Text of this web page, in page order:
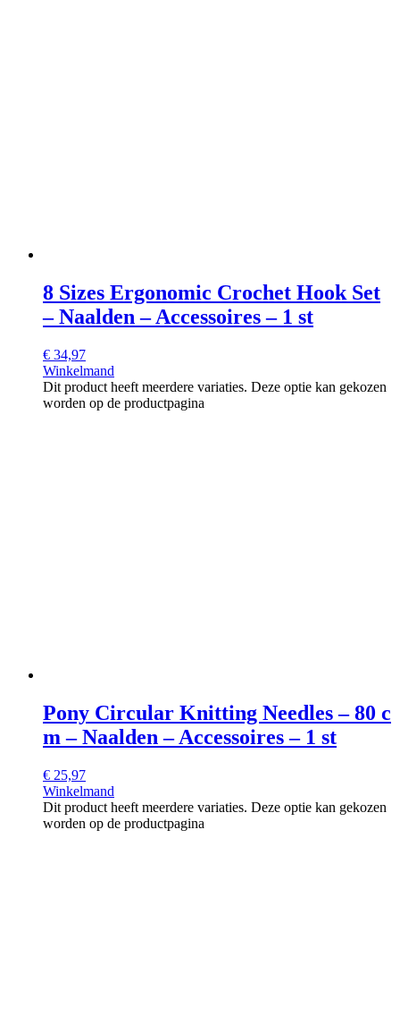
8 Sizes Ergonomic Crochet Hook Set
– Naalden – Accessoires – 1 st
€ 34,97
Winkelmand
Dit product heeft meerdere variaties. Deze optie kan gekozen
worden op de productpagina
Pony Circular Knitting Needles – 80 c
m – Naalden – Accessoires – 1 st
€ 25,97
Winkelmand
Dit product heeft meerdere variaties. Deze optie kan gekozen
worden op de productpagina